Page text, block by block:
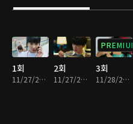
1회
11/27/2019 • 29분
2회
11/27/2019 • 34분
PREMIUM
3회
11/28/2019 • 29분